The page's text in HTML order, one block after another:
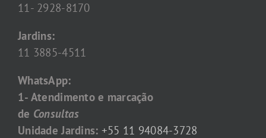
11- 2928-8170
Jardins:
11 3885-4511
WhatsApp:
1- Atendimento e marcação
de Consultas
Unidade Jardins: +55 11 94084-3728